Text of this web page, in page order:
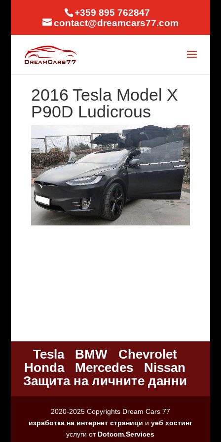
+359 895 762847
contact@dreamcars77.com
2016 Tesla Model X
P90D Ludicrous
Tesla BMW
Chevrolet
Honda
Mercedes
Nissan
Защита на личните данни
2020-2025 Copyrights Dream Cars 77
изработка на интернет страници и уеб хостинг
услуги от Dotcom.Services